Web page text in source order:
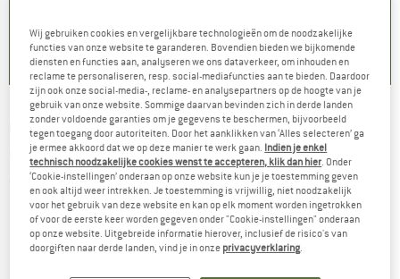
)
4,2(6) 4,7(10)
CRAGHOPPERS -Moro Long Sleeved Shirt -
Overhemd
(0)
Wij gebruiken cookies en vergelijkbare technologieën om de noodzakelijke
functies van onze website te garanderen. Bovendien bieden we bijkomende
diensten en functies aan, analyseren we ons dataverkeer, om inhouden en
reclame te personaliseren, resp. social-mediafuncties aan te bieden. Daardoor
zijn ook onze social-media-, reclame- en analysepartners op de hoogte van je
gebruik van onze website. Sommige daarvan bevinden zich in derde landen
zonder voldoende garanties om je gegevens te beschermen, bijvoorbeeld
tegen toegang door autoriteiten. Door het aanklikken van ‘Alles selecteren’ ga
je ermee akkoord dat we op deze manier te werk gaan. Indien je enkel
technisch noodzakelijke cookies wenst te accepteren, klik dan hier. Onder
‘Cookie-instellingen’ onderaan op onze website kun je je toestemming geven
en ook altijd weer intrekken. Je toestemming is vrijwillig, niet noodzakelijk
voor het gebruik van deze website en kan op elk moment worden ingetrokken
of voor de eerste keer worden gegeven onder "Cookie-instellingen" onderaan
op onze website. Uitgebreide informatie hierover, inclusief de risico's van
doorgiften naar derde landen, vind je in onze privacyverklaring.